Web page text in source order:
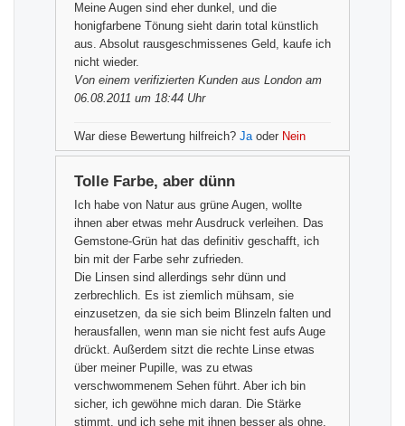
Meine Augen sind eher dunkel, und die
honigfarbene Tönung sieht darin total künstlich
aus. Absolut rausgeschmissenes Geld, kaufe ich
nicht wieder.
Von einem verifizierten Kunden aus London am
06.08.2011 um 18:44 Uhr
War diese Bewertung hilfreich? Jaoder Nein
Tolle Farbe, aber dünn
Ich habe von Natur aus grüne Augen, wollte
ihnen aber etwas mehr Ausdruck verleihen. Das
Gemstone-Grün hat das definitiv geschafft, ich
bin mit der Farbe sehr zufrieden.
Die Linsen sind allerdings sehr dünn und
zerbrechlich. Es ist ziemlich mühsam, sie
einzusetzen, da sie sich beim Blinzeln falten und
herausfallen, wenn man sie nicht fest aufs Auge
drückt. Außerdem sitzt die rechte Linse etwas
über meiner Pupille, was zu etwas
verschwommenem Sehen führt. Aber ich bin
sicher, ich gewöhne mich daran. Die Stärke
stimmt, und ich sehe mit ihnen besser als ohne.